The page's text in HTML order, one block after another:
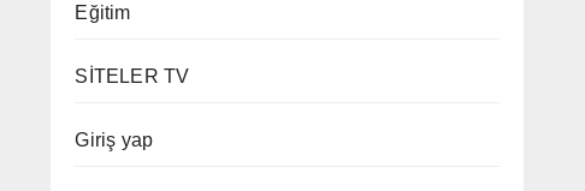
Eğitim
SİTELER TV
Giriş yap